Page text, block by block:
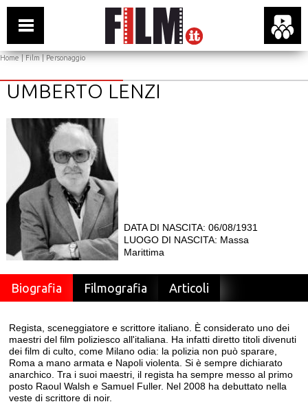
Home|Film| Personaggio
UMBERTO LENZI
DATA DI NASCITA: 06/08/1931
LUOGO DI NASCITA: Massa
Marittima
Biografia Filmografia Articoli
Regista, sceneggiatore e scrittore italiano. È considerato uno dei
maestri del film poliziesco all'italiana. Ha infatti diretto titoli divenuti
dei film di culto, come Milano odia: la polizia non può sparare,
Roma a mano armata e Napoli violenta. Si è sempre dichiarato
anarchico. Tra i suoi maestri, il regista ha sempre messo al primo
posto Raoul Walsh e Samuel Fuller. Nel 2008 ha debuttato nella
veste di scrittore di noir.